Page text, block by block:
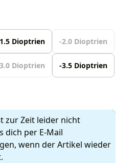
Dioptrien -2.0 Dioptrien
Dioptrien -3.5 Dioptrien
zur Zeit leider nicht
dich per E-Mail
wenn der Artikel wieder